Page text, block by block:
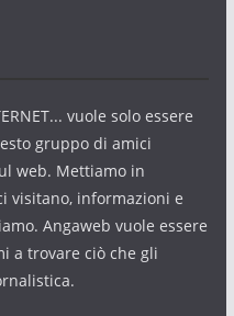
vuole solo essere
gruppo di amici
web. Mettiamo in
visitano, informazioni e
Angaweb vuole essere
a trovare ciò che gli